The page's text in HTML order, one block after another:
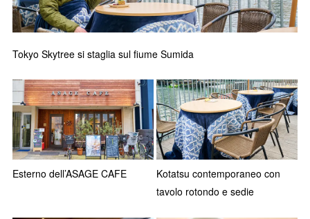
Tokyo Skytree si staglia sul fiume Sumida
Esterno dell’ASAGE CAFE
Kotatsu contemporaneo con
tavolo rotondo e sedie